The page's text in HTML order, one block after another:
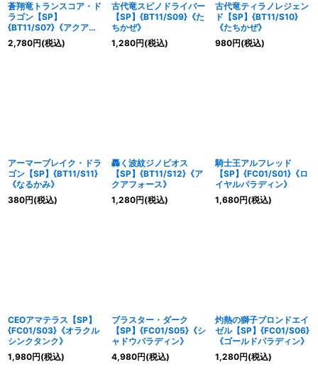
蒼翔竜トランスコア・ド
ラゴン【SP】
{BT11/S07}《アクアフ
ォース》
2,780円(税込)
古代竜スピノドライバー
【SP】{BT11/S09}《た
ちかぜ》
1,280円(税込)
古代竜ティラノレジェン
ド【SP】{BT11/S10}
《たちかぜ》
980円(税込)
アーマーブレイク・ドラ
ゴン【SP】{BT11/S11}
《なるかみ》
380円(税込)
轟く波紋ジノビオス
【SP】{BT11/S12}《ア
クアフォース》
1,280円(税込)
騎士王アルフレッド
【SP】{FC01/S01}《ロ
イヤルパラディン》
1,680円(税込)
CEOアマテラス【SP】
{FC01/S03}《オラクル
シンクタンク》
1,980円(税込)
ブラスター・ダーク
【SP】{FC01/S05}《シ
ャドウパラディン》
4,980円(税込)
灼熱の獅子ブロンドエイ
ゼル【SP】{FC01/S06}
《ゴールドパラディン》
1,280円(税込)